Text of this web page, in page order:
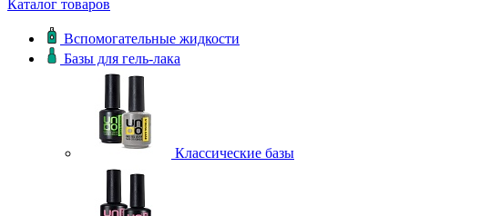
Каталог товаров
Вспомогательные жидкости
Базы для гель-лака
Классические базы